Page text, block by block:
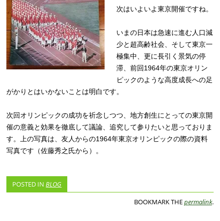
次はいよいよ東京開催ですね。
いまの日本は急速に進む人口減
少と超高齢社会、そして東京一
極集中、更に長引く景気の停
滞、前回1964年の東京オリン
ピックのような高度成長への足
がかりとはいかないことは明白です。
次回オリンピックの成功を祈念しつつ、地方創生にとっての東京開
催の意義と効果を徹底して議論、追究して参りたいと思っておりま
す。上の写真は、友人からの1964年東京オリンピックの際の資料
写真です（佐藤秀之氏から）。
POSTED INBLOG
BOOKMARK THEpermalink.